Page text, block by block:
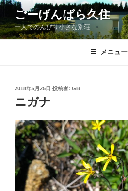
コ
テ
ン
ごーげんばら久住
一人でのんびり小さな別荘
メニュー
投
日:
2018年5月25日 投稿者: GB
ニガナ